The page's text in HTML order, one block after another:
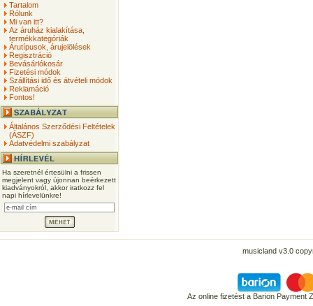
Tartalom
Rólunk
Mi van itt?
Az áruház kialakítása,
termékkategóriák
Árutípusok, árujelölések
Regisztráció
Bevásárlókosár
Fizetési módok
Szállítási idő és átvételi módok
Reklamáció
Fontos!
Általános Szerződési Feltételek
(ÁSZF)
Adatvédelmi szabályzat
Ha szeretnél értesülni a frissen
megjelent vagy újonnan beérkezett
kiadványokról, akkor iratkozz fel
napi hírlevelünkre!
musicland v3.0
Az online fizetést a Barion Payment